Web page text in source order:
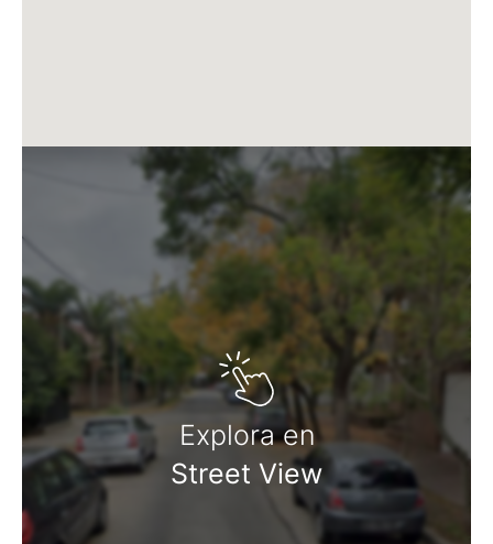
Matrícula CMCPSI N° 6886
Av. Libertador 4189 - La Lucila - Prov. de Bs. As.
Matrícula CUCICBA N° 8264
Av. Juramento 1775 - Belgrano - CABA
Explora en
Street View